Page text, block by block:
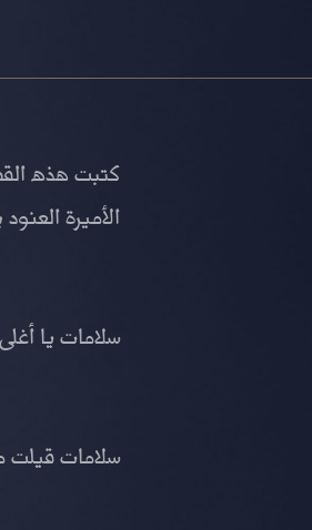
كتبت هذه
الأميرة
سلامات يا
سلامات قيلت